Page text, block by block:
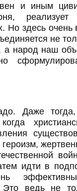
и иным
Но здесь очень
не
а народ наш
Даже
идти в
Это ведь не